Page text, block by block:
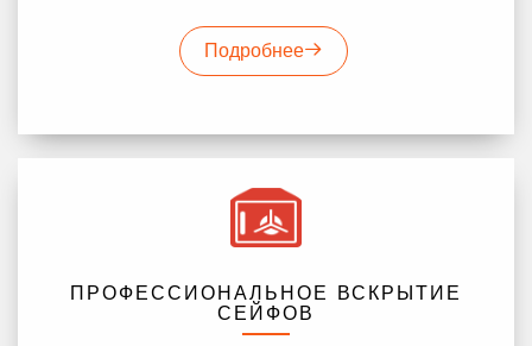
Подробнее
ПРОФЕССИОНАЛЬНОЕ ВСКРЫТИЕ
СЕЙФОВ